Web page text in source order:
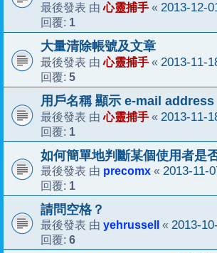
最後發表 由心靈捕手 « 2013-12-
回覆: 1
大量清除帳號及文章
最後發表 由心靈捕手 « 2013-11-
回覆: 5
用戶名稱 顯示 e-mail address
最後發表 由心靈捕手 « 2013-11-
回覆: 1
如何簡單地判斷某個使用者是
最後發表 由 precomx « 2013-11-
回覆: 1
請問空格？
最後發表 由 yehrussell « 2013-
回覆: 6